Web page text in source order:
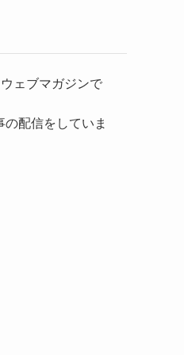
ェブマガジンで
配信をしていま